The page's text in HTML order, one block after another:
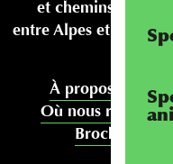
et chemins
entre Alpes et
À propos de nous
Où nous
Brochures